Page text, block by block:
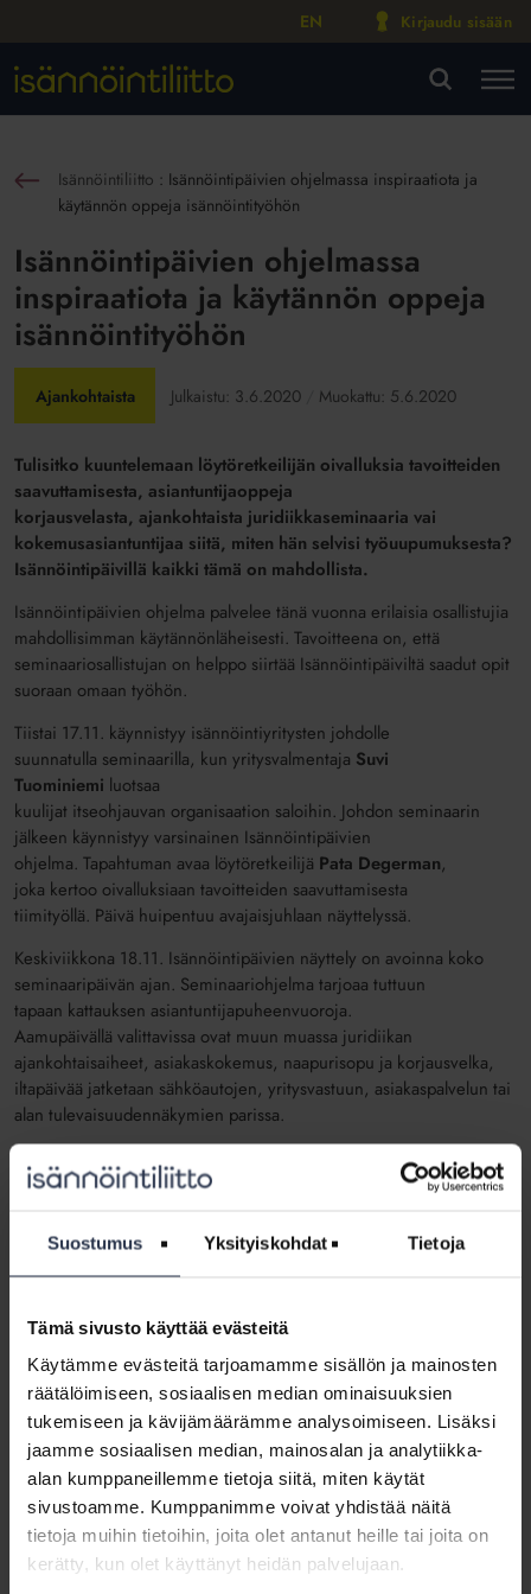
Suostumus Yksityiskohdat Tietoja
Tämä sivusto käyttää evästeitä
Käytämme evästeitä tarjoamamme sisällön ja mainosten
räätälöimiseen, sosiaalisen median ominaisuuksien
tukemiseen ja kävijämäärämme analysoimiseen. Lisäksi
jaamme sosiaalisen median, mainosalan ja analytiikka-
alan kumppaneillemme tietoja siitä, miten käytät
sivustoamme. Kumppanimme voivat yhdistää näitä
tietoja muihin tietoihin, joita olet antanut heille tai joita on
kerätty, kun olet käyttänyt heidän palvelujaan.
EN Kirjaudu sisään
Isännöintiliitto : Isännöintipäivien ohjelmassa inspiraatiota ja
käytännön oppeja isännöintityöhön
Isännöintipäivien ohjelmassa
inspiraatiota ja käytännön oppeja
isännöintityöhön
Ajankohtaista Julkaistu: 3.6.2020 Muokattu: 5.6.2020
Tulisitko kuuntelemaan löytöretkeilijän oivalluksia tavoitteiden
saavuttamisesta, asiantuntijaoppeja
korjausvelasta, ajankohtaista juridiikkaseminaaria vai
kokemusasiantuntijaa siitä, miten hän selvisi työuupumuksesta?
Isännöintipäivillä kaikki tämä on mahdollista.
Isännöintipäivien ohjelma palvelee tänä vuonna erilaisia osallistujia
mahdollisimman käytännönläheisesti. Tavoitteena on, että
seminaariosallistujan on helppo siirtää Isännöintipäiviltä saadut opit
suoraan omaan työhön.
Tiistai 17.11. käynnistyy isännöintiyritysten johdolle
suunnatulla seminaarilla, kun yritysvalmentaja Suvi
Tuominiemi luotsaa
kuulijat itseohjauvan organisaation saloihin. Johdon seminaarin
jälkeen käynnistyy varsinainen Isännöintipäivien
ohjelma.Tapahtuman avaa löytöretkeilijä Pata Degerman,
joka kertoo oivalluksiaan tavoitteiden saavuttamisesta
tiimityöllä. Päivä huipentuu avajaisjuhlaan näyttelyssä.
Keskiviikkona 18.11. Isännöintipäivien näyttely on avoinna koko
seminaaripäivän ajan. Seminaariohjelma tarjoaa tuttuun
tapaan kattauksen asiantuntijapuheenvuoroja.
Aamupäivällä valittavissa ovat muun muassa juridiikan
ajankohtaisaiheet, asiakaskokemus, naapurisopu ja korjausvelka,
iltapäivää jatketaan sähköautojen, yritysvastuun, asiakaspalvelun tai
alan tulevaisuudennäkymien parissa.
Päätöspäivänä torstaina 19.11. kartoitetaan koronaepidemian
vaikutuksia isännöintiyrityksiin ja kuullaan, mitä Isännöintiliitossa on
vuonna työssään. Isännöintipäivätpäättyyinhimillisiin tunnelmiin,
kertoo tarinansa työssä uupumisesta ja
Huolettaako toinen epidemia-aalto ja syksyn
koronatilanne?
Isännöintipäiville voit saapua turvallisesti, sillä Isännöintiliitto seuraa
koronavirustilanteen kehittymistä ja noudattaa terveysviranomaisten
ohjeistuksia. Lisäksi huomioimme Messu- ja tapahtumajärjestäjät
ry:n laatimat koronaan liittyvät turvallisuustoimet tapahtuman
toteutuksessa.